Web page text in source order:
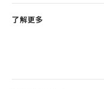
了解更多